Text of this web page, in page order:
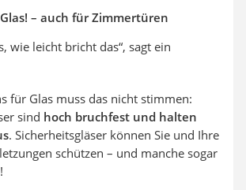
– auch für Zimmertüren
wie leicht bricht das“, sagt ein
für Glas muss das nicht stimmen:
sind hoch bruchfest und halten
. Sicherheitsgläser können Sie und Ihre
schützen – und manche sogar